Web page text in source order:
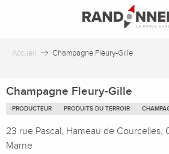
principal
Accueil Champagne Fleury-Gille
Champagne Fleury-Gille
PRODUCTEUR PRODUITS DU TERROIR
23 rue Pascal, Hameau de Courcelles,
Marne